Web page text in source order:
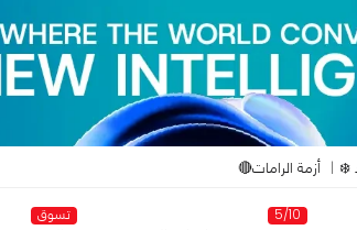
❄️ أزمة الرامات🔴
5/10 تسوق